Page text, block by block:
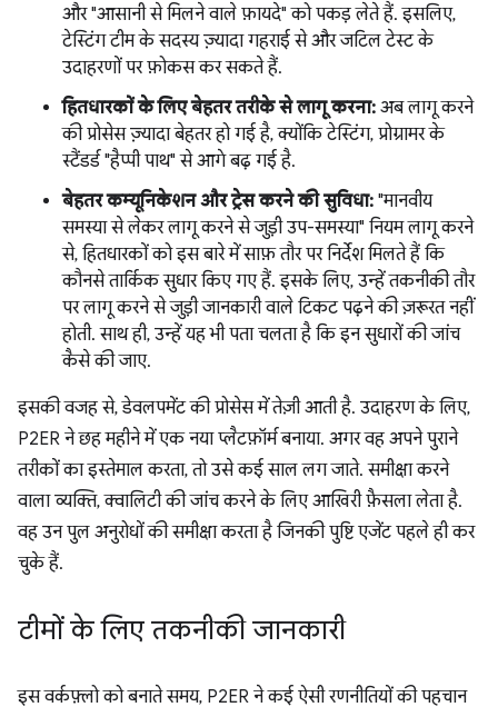
और "आसानी से मिलने वाले फ़ायदे" को पकड़ लेते हैं. इसलिए,
टेस्टिंग टीम के सदस्य ज़्यादा गहराई से और जटिल टेस्ट के
उदाहरणों पर फ़ोकस कर सकते हैं.
हितधारकों के लिए बेहतर तरीके से लागू करना: अब लागू करने
की प्रोसेस ज़्यादा बेहतर हो गई है, क्योंकि टेस्टिंग, प्रोग्रामर के
स्टैंडर्ड "हैप्पी पाथ" से आगे बढ़ गई है.
बेहतर कम्यूनिकेशन और ट्रेस करने की सुविधा: "मानवीय
समस्या से लेकर लागू करने से जुड़ी उप-समस्या" नियम लागू करने
से, हितधारकों को इस बारे में साफ़ तौर पर निर्देश मिलते हैं कि
कौनसे तार्किक सुधार किए गए हैं. इसके लिए, उन्हें तकनीकी तौर
पर लागू करने से जुड़ी जानकारी वाले टिकट पढ़ने की ज़रूरत नहीं
होती. साथ ही, उन्हें यह भी पता चलता है कि इन सुधारों की जांच
कैसे की जाए.
इसकी वजह से, डेवलपमेंट की प्रोसेस में तेज़ी आती है. उदाहरण के लिए,
P2ER ने छह महीने में एक नया प्लैटफ़ॉर्म बनाया. अगर वह अपने पुराने
तरीकों का इस्तेमाल करता, तो उसे कई साल लग जाते. समीक्षा करने
वाला व्यक्ति, क्वालिटी की जांच करने के लिए आखिरी फ़ैसला लेता है.
वह उन पुल अनुरोधों की समीक्षा करता है जिनकी पुष्टि एजेंट पहले ही कर
चुके हैं.
टीमों के लिए तकनीकी जानकारी
इस वर्कफ़्लो को बनाते समय, P2ER ने कई ऐसी रणनीतियों की पहचान